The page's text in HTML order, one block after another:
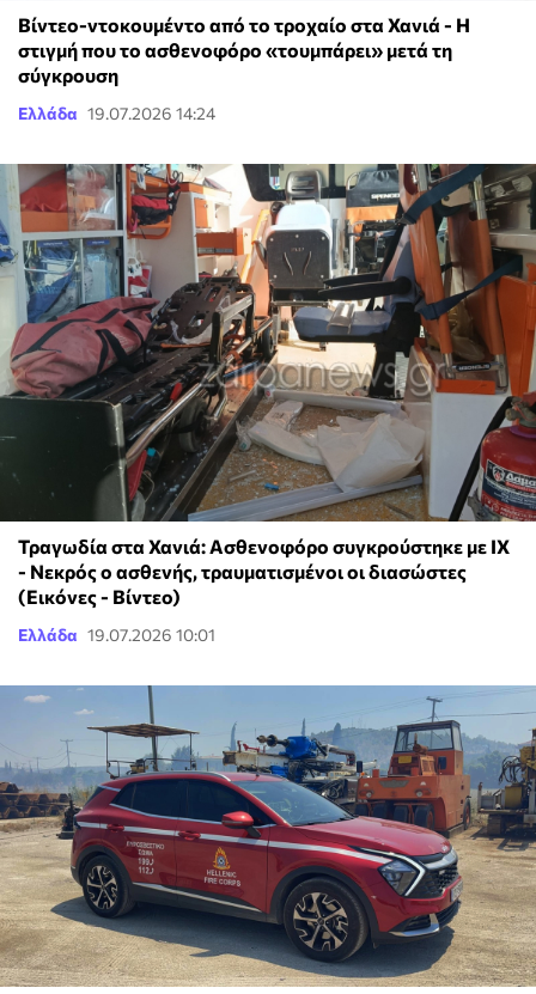
Βίντεο-ντοκουμέντο από το τροχαίο στα Χανιά - Η
στιγμή που το ασθενοφόρο «τουμπάρει» μετά τη
σύγκρουση
Ελλάδα 19.07.2026 14:24
Τραγωδία στα Χανιά: Ασθενοφόρο συγκρούστηκε με ΙΧ
- Νεκρός ο ασθενής, τραυματισμένοι οι διασώστες
(Εικόνες - Βίντεο)
Ελλάδα 19.07.2026 10:01